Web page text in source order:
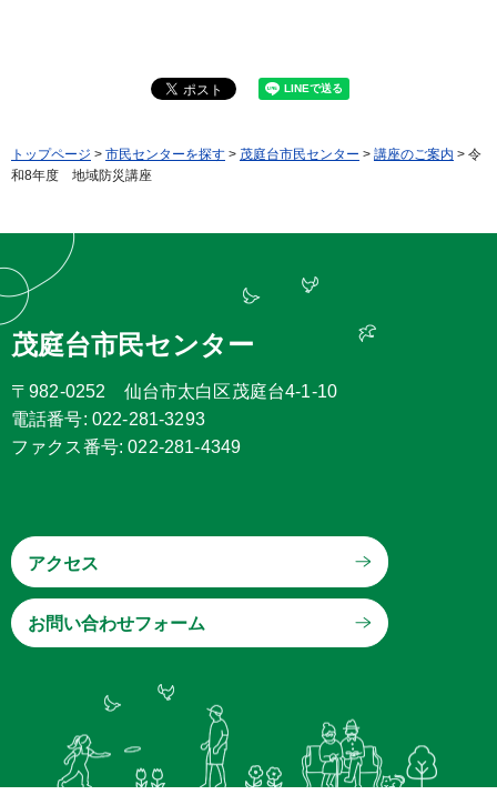
トップページ > 市民センターを探す > 茂庭台市民センター > 講座のご案内 > 令
和8年度 地域防災講座
茂庭台市民センター
〒982-0252 仙台市太白区茂庭台4-1-10
電話番号: 022-281-3293
ファクス番号: 022-281-4349
アクセス